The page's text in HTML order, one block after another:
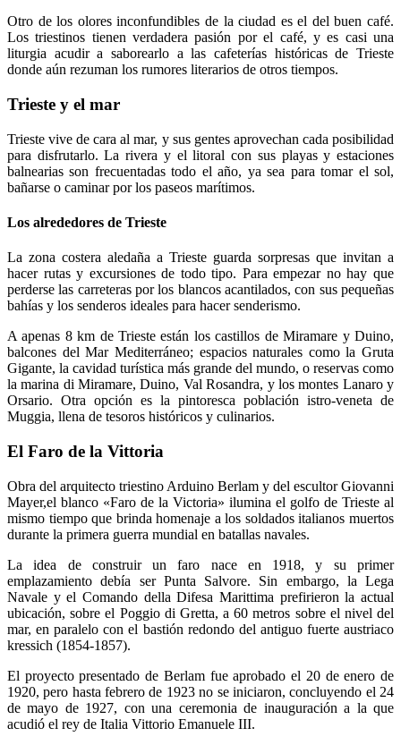
Otro de los olores inconfundibles de la ciudad es el del buen café.
Los triestinos tienen verdadera pasión por el café, y es casi una
liturgia acudir a saborearlo a las cafeterías históricas de Trieste
donde aún rezuman los rumores literarios de otros tiempos.
Trieste y el mar
Trieste vive de cara al mar, y sus gentes aprovechan cada posibilidad
para disfrutarlo. La rivera y el litoral con sus playas y estaciones
balnearias son frecuentadas todo el año, ya sea para tomar el sol,
bañarse o caminar por los paseos marítimos.
Los alrededores de Trieste
La zona costera aledaña a Trieste guarda sorpresas que invitan a
hacer rutas y excursiones de todo tipo. Para empezar no hay que
perderse las carreteras por los blancos acantilados, con sus pequeñas
bahías y los senderos ideales para hacer senderismo.
A apenas 8 km de Trieste están los castillos de Miramare y Duino,
balcones del Mar Mediterráneo; espacios naturales como la Gruta
Gigante, la cavidad turística más grande del mundo, o reservas como
la marina di Miramare, Duino, Val Rosandra, y los montes Lanaro y
Orsario. Otra opción es la pintoresca población istro-veneta de
Muggia, llena de tesoros históricos y culinarios.
El Faro de la Vittoria
Obra del arquitecto triestino Arduino Berlam y del escultor Giovanni
Mayer,el blanco «Faro de la Victoria» ilumina el golfo de Trieste al
mismo tiempo que brinda homenaje a los soldados italianos muertos
durante la primera guerra mundial en batallas navales.
La idea de construir un faro nace en 1918, y su primer
emplazamiento debía ser Punta Salvore. Sin embargo, la Lega
Navale y el Comando della Difesa Marittima prefirieron la actual
ubicación, sobre el Poggio di Gretta, a 60 metros sobre el nivel del
mar, en paralelo con el bastión redondo del antiguo fuerte austriaco
kressich (1854-1857).
El proyecto presentado de Berlam fue aprobado el 20 de enero de
1920, pero hasta febrero de 1923 no se iniciaron, concluyendo el 24
de mayo de 1927, con una ceremonia de inauguración a la que
acudió el rey de Italia Vittorio Emanuele III.